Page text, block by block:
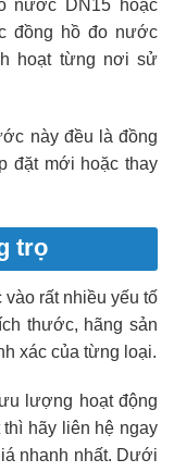
nước DN15 hoặc
đồng hồ đo nước
hoạt từng nơi sử
này đều là đồng
đặt mới hoặc thay
trọ
rất nhiều yếu tố
thước, hãng sản
xác của từng loại.
lượng hoạt động
hãy liên hệ ngay
nhanh nhất. Dưới